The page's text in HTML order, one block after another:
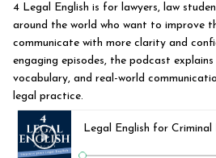
4 Legal English is for lawyers, law
around the world who want to improve
communicate with more clarity and
engaging episodes, the podcast
vocabulary, and real-world
legal practice.